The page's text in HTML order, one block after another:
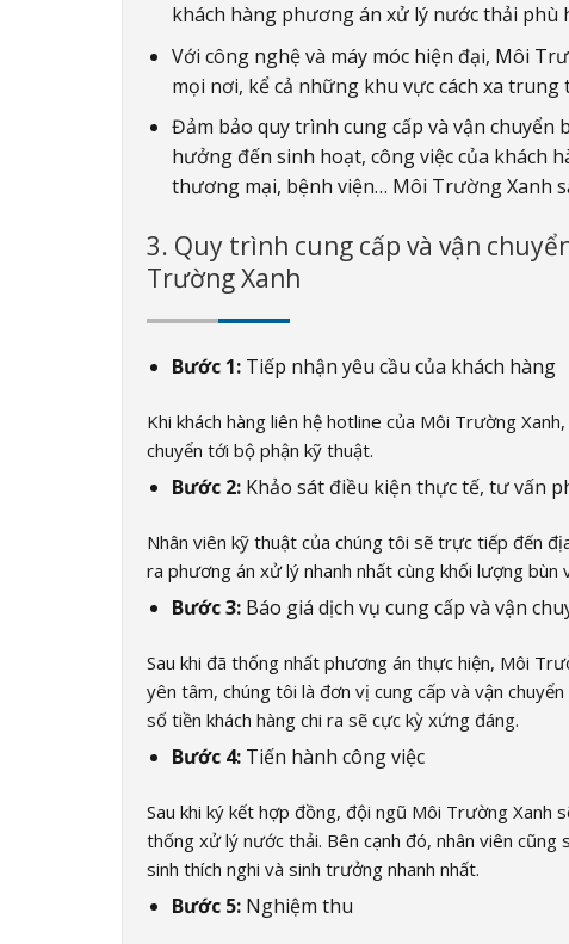
khách hàng phương án xử lý nước thải phù
Với công nghệ và máy móc hiện đại, Môi
mọi nơi, kể cả những khu vực cách xa trung
Đảm bảo quy trình cung cấp và vận
hưởng đến sinh hoạt, công việc của khách
thương mại, bệnh viện… Môi Trường Xanh
3. Quy trình cung cấp và vận
Trường Xanh
Bước 1: Tiếp nhận yêu cầu của khách hàng
Khi khách hàng liên hệ hotline của Môi Trường
chuyển tới bộ phận kỹ thuật.
Bước 2:Khảo sát điều kiện thực tế, tư vấn
Nhân viên kỹ thuật của chúng tôi sẽ trực tiếp đến
ra phương án xử lý nhanh nhất cùng khối lượng bùn
Bước 3:Báo giá dịch vụ cung cấp và vận
Sau khi đã thống nhất phương án thực hiện, Môi
yên tâm, chúng tôi là đơn vị cung cấp và vận
số tiền khách hàng chi ra sẽ cực kỳ xứng đáng.
Bước 4:Tiến hành công việc
Sau khi ký kết hợp đồng, đội ngũ Môi Trường Xanh
thống xử lý nước thải. Bên cạnh đó, nhân viên cũng
sinh thích nghi và sinh trưởng nhanh nhất.
Bước 5:Nghiệm thu